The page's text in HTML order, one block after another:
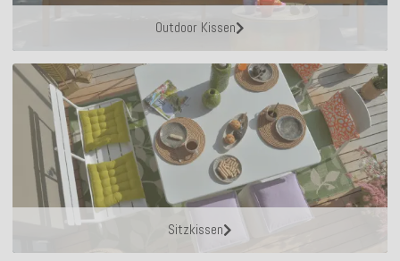
Outdoor Kissen
Sitzkissen